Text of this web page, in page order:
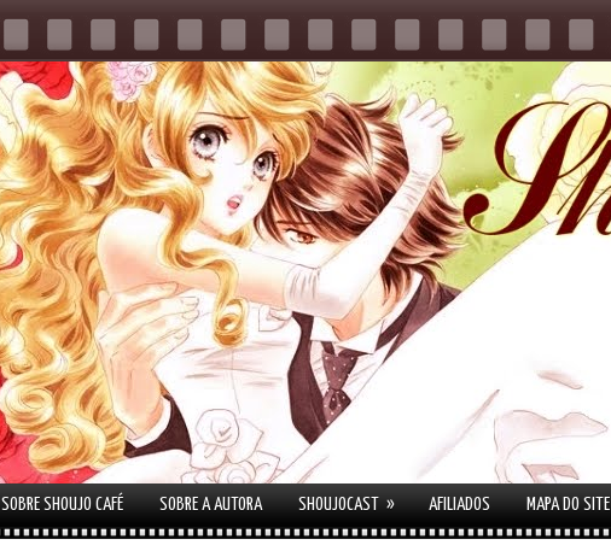
SOBRE SHOUJO CAFÉ SOBRE A AUTORA SHOUJOCAST » AFILIADOS MAPA DO SITE